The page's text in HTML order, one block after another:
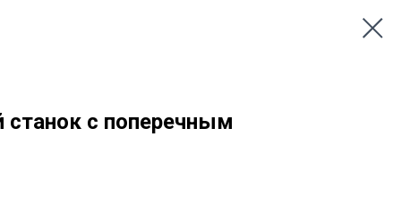
станок с поперечным